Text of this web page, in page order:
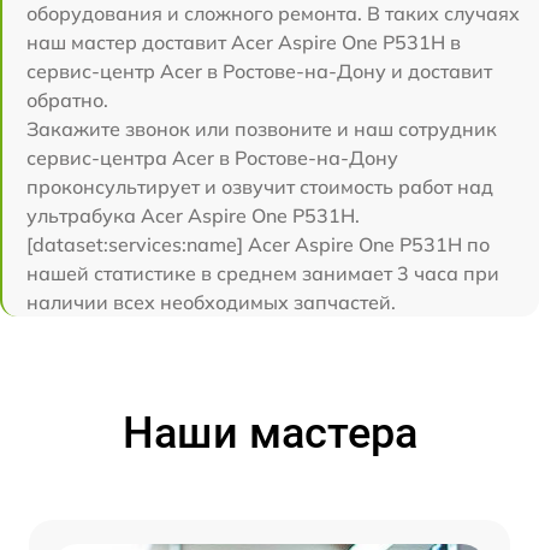
оборудования и сложного ремонта. В таких случаях
наш мастер доставит Acer Aspire One P531H в
сервис-центр Acer в Ростове-на-Дону и доставит
обратно.
Закажите звонок или позвоните и наш сотрудник
сервис-центра Acer в Ростове-на-Дону
проконсультирует и озвучит стоимость работ над
ультрабука Acer Aspire One P531H.
[dataset:services:name] Acer Aspire One P531H по
нашей статистике в среднем занимает 3 часа при
наличии всех необходимых запчастей.
Наши мастера